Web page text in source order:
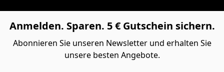
Anmelden. Sparen. 5 € Gutschein sichern.
Abonnieren Sie unseren Newsletter und erhalten Sie
unsere besten Angebote.